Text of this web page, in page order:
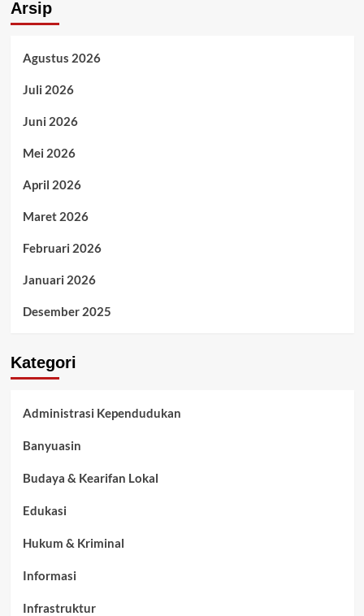
Arsip
Agustus 2026
Juli 2026
Juni 2026
Mei 2026
April 2026
Maret 2026
Februari 2026
Januari 2026
Desember 2025
Kategori
Administrasi Kependudukan
Banyuasin
Budaya & Kearifan Lokal
Edukasi
Hukum & Kriminal
Informasi
Infrastruktur